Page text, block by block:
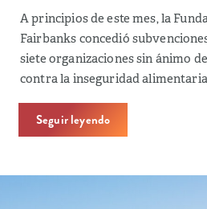
A principios de este mes, la
Fairbanks concedió
siete organizaciones sin ánimo
contra la inseguridad
Seguir leyendo